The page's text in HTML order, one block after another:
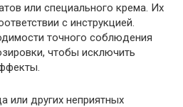
или специального крема. Их
с инструкцией.
точного соблюдения
чтобы исключить
или других неприятных